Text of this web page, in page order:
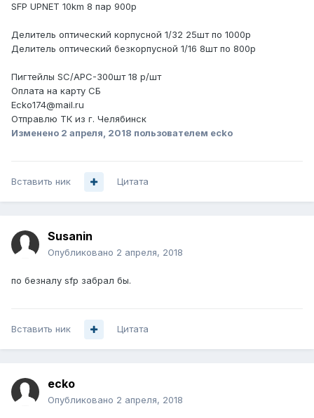
SFP UPNET 10km 8 пар 900р
Делитель оптический корпусной 1/32 25шт по 1000р
Делитель оптический безкорпусной 1/16 8шт по 800р
Пигтейлы SC/APC-300шт 18 р/шт
Оплата на карту СБ
Ecko174@mail.ru
Отправлю ТК из г. Челябинск
Изменено 2 апреля, 2018 пользователем ecko
Вставить ник Цитата
Susanin
Опубликовано 2 апреля, 2018
по безналу sfp забрал бы.
Вставить ник Цитата
ecko
Опубликовано 2 апреля, 2018